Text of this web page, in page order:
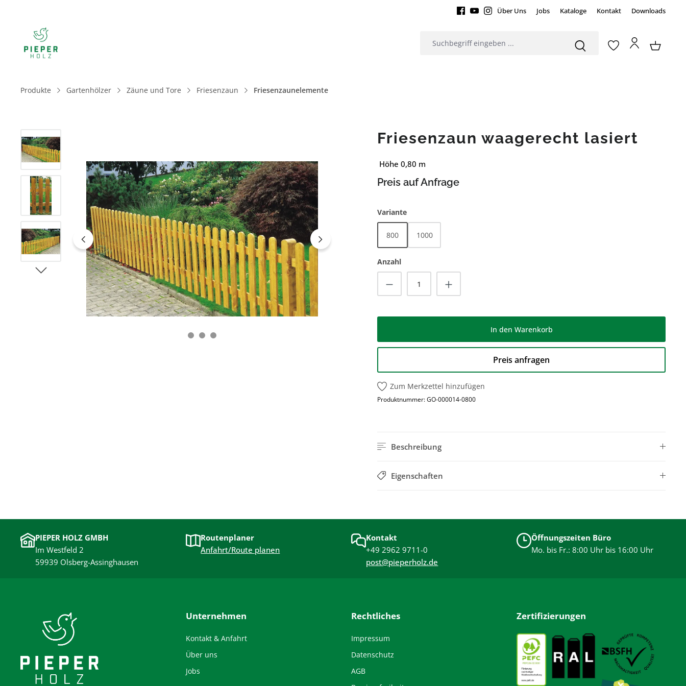
Über Uns Jobs Kataloge Kontakt Downloads
Produkte Gartenhölzer Zäune und Tore Friesenzaun Friesenzaunelemente
Bildergalerie überspringen Friesenzaun waagerecht lasiert
Höhe 0,80 m
Preis auf Anfrage
Varianteauswählen
800 1000
Anzahl
Produkt Anzahl: Gib den gewünschten Wert ein
In den Warenkorb
Preis anfragen
Zum Merkzettel hinzufügen
Produktnummer:GO-000014-0800
Beschreibung
Eigenschaften
PIEPER HOLZ GMBH
Im Westfeld 2
59939 Olsberg-Assinghausen
Routenplaner
Anfahrt/Route planen
Kontakt
+49 2962 9711-0
post@pieperholz.de
Öffnungszeiten Büro
Mo. bis Fr.: 8:00 Uhr bis 16:00 Uhr
Unternehmen
Kontakt & Anfahrt
Über uns
Jobs
Rechtliches
Impressum
Datenschutz
AGB
Zertifizierungen